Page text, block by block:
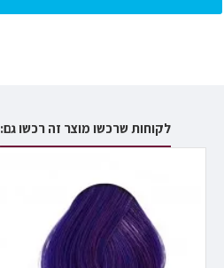
לקוחות שרכשו מוצר זה רכשו גם: